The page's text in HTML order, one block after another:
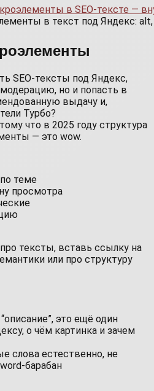
в текст под Яндекс:
SEO‑тексты под Яндекс,
но и попасть в
выдачу и,
Турбо?
что в 2025 году структура
— это wow.
теме
просмотра
тексты, вставь ссылку на
или про структуру
это ещё один
о чём картинка и зачем
слова естественно, не
барабан